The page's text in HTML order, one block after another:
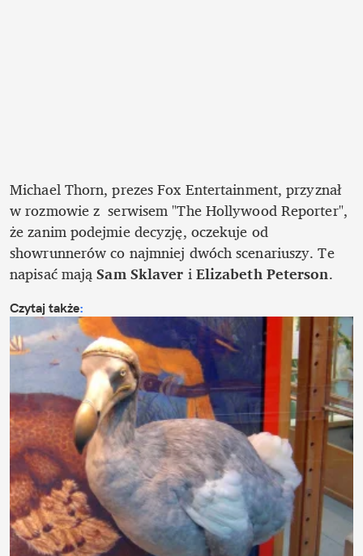
Michael Thorn, prezes Fox Entertainment, przyznał
w rozmowie z  serwisem "The Hollywood Reporter",
że zanim podejmie decyzję, oczekuje od
showrunnerów co najmniej dwóch scenariuszy. Te
napisać mają Sam Sklaver i Elizabeth Peterson
Czytaj także: